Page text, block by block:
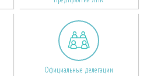
Официальные делегации